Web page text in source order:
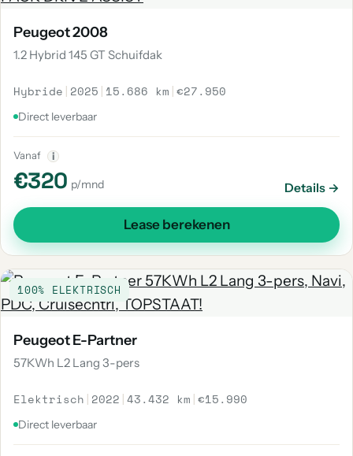
Peugeot 2008
1.2 Hybrid 145 GT Schuifdak
Hybride | 2025 | 15.686 km |€27.950
Direct leverbaar
Vanaf i
€320 p/mnd Details →
Lease berekenen
100% ELEKTRISCH
Peugeot E-Partner
57KWh L2 Lang 3-pers
Elektrisch | 2022 |43.432 km |€15.990
Direct leverbaar